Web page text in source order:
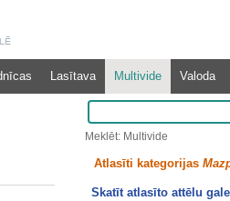
Lasītava Multivide Valoda
Meklēt: Multivide
Atlasīti kategorijas
Skatīt atlasīto attēlu